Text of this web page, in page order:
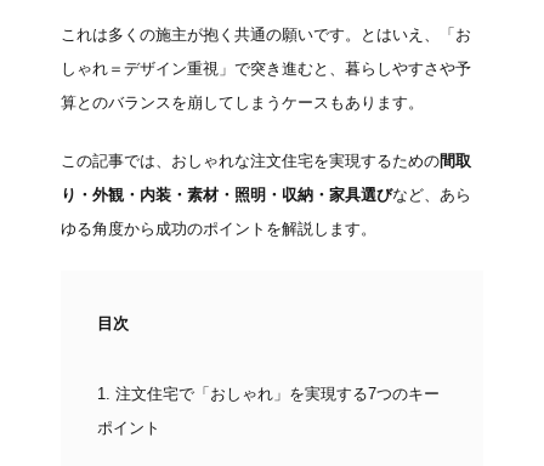
これは多くの施主が抱く共通の願いです。とはいえ、「お
しゃれ＝デザイン重視」で突き進むと、暮らしやすさや予
算とのバランスを崩してしまうケースもあります。
この記事では、おしゃれな注文住宅を実現するための間取
り・外観・内装・素材・照明・収納・家具選びなど、あら
ゆる角度から成功のポイントを解説します。
目次
1. 注文住宅で「おしゃれ」を実現する7つのキー
ポイント